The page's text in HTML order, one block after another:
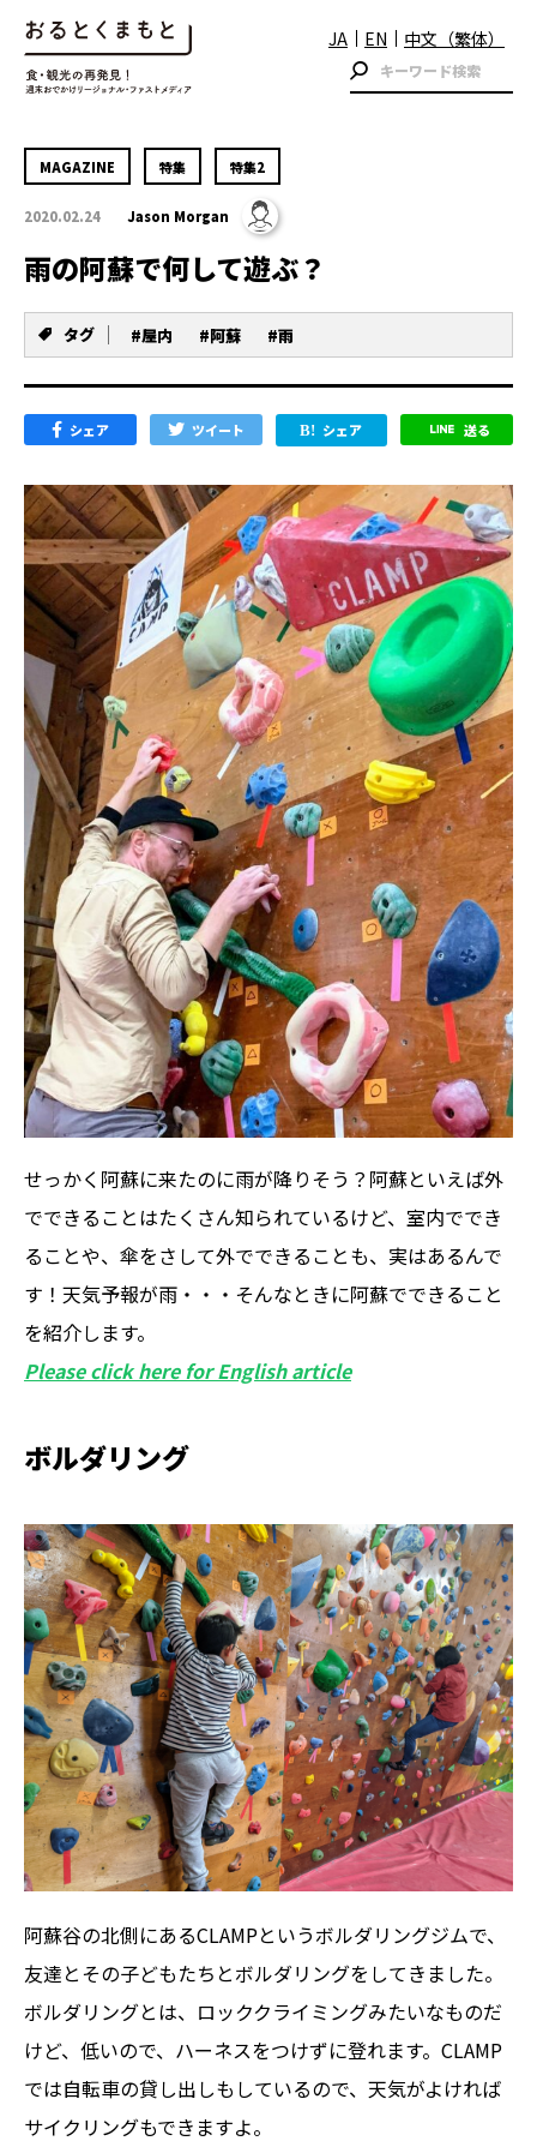
JA EN 中文（繁体）
MAGAZINE 特集 特集2
2020.02.24 Jason Morgan
雨の阿蘇で何して遊ぶ？
タグ #屋内 #阿蘇 #雨
シェア ツイート シェア 送る
せっかく阿蘇に来たのに雨が降りそう？阿蘇といえば外
でできることはたくさん知られているけど、室内ででき
ることや、傘をさして外でできることも、実はあるんで
す！天気予報が雨・・・そんなときに阿蘇でできること
を紹介します。
Please click here for English article
ボルダリング
阿蘇谷の北側にあるCLAMPというボルダリングジムで、
友達とその子どもたちとボルダリングをしてきました。
ボルダリングとは、ロッククライミングみたいなものだ
けど、低いので、ハーネスをつけずに登れます。CLAMP
では自転車の貸し出しもしているので、天気がよければ
サイクリングもできますよ。